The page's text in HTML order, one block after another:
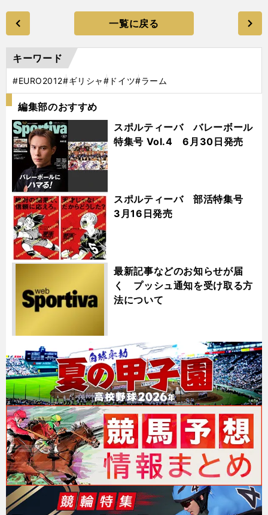
一覧に戻る
キーワード
#EURO2012#ギリシャ#ドイツ#ラーム
編集部のおすすめ
スポルティーバ バレーボール
特集号 Vol.4 6月30日発売
スポルティーバ 部活特集号
3月16日発売
最新記事などのお知らせが届
く プッシュ通知を受け取る方
法について